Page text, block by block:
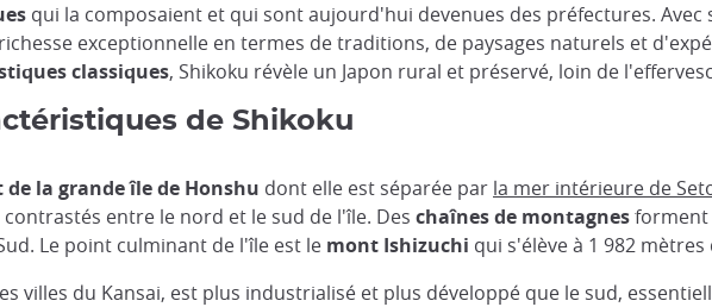
qui la composaient et qui sont aujourd'hui devenues des préfectures. Avec
exceptionnelle en termes de traditions, de paysages naturels et
classiques, Shikoku révèle un Japon rural et préservé, loin de
de Shikoku
de la grande île de Honshu dont elle est séparée par la mer intérieure de
entre le nord et le sud de l'île. Des chaînes de montagnesforment
Le point culminant de l'île est le mont Ishizuchi qui s'élève à 1 982
villes du Kansai, est plus industrialisé et plus développé que le sud,